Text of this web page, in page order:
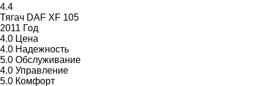
4.4
Тягач DAF XF 105
2011 Год
4.0 Цена
4.0 Надежность
5.0 Обслуживание
4.0 Управление
5.0 Комфорт